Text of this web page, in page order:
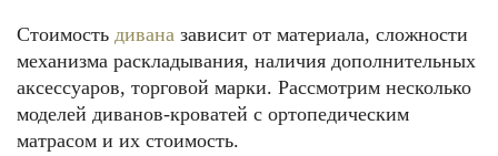
Стоимость дивана зависит от материала, сложности
механизма раскладывания, наличия дополнительных
аксессуаров, торговой марки. Рассмотрим несколько
моделей диванов-кроватей с ортопедическим
матрасом и их стоимость.